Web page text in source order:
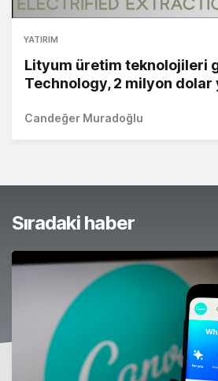
YATIRIM
Lityum üretim teknolojileri
Technology, 2 milyon dolar
Candeğer Muradoğlu
Sıradaki haber